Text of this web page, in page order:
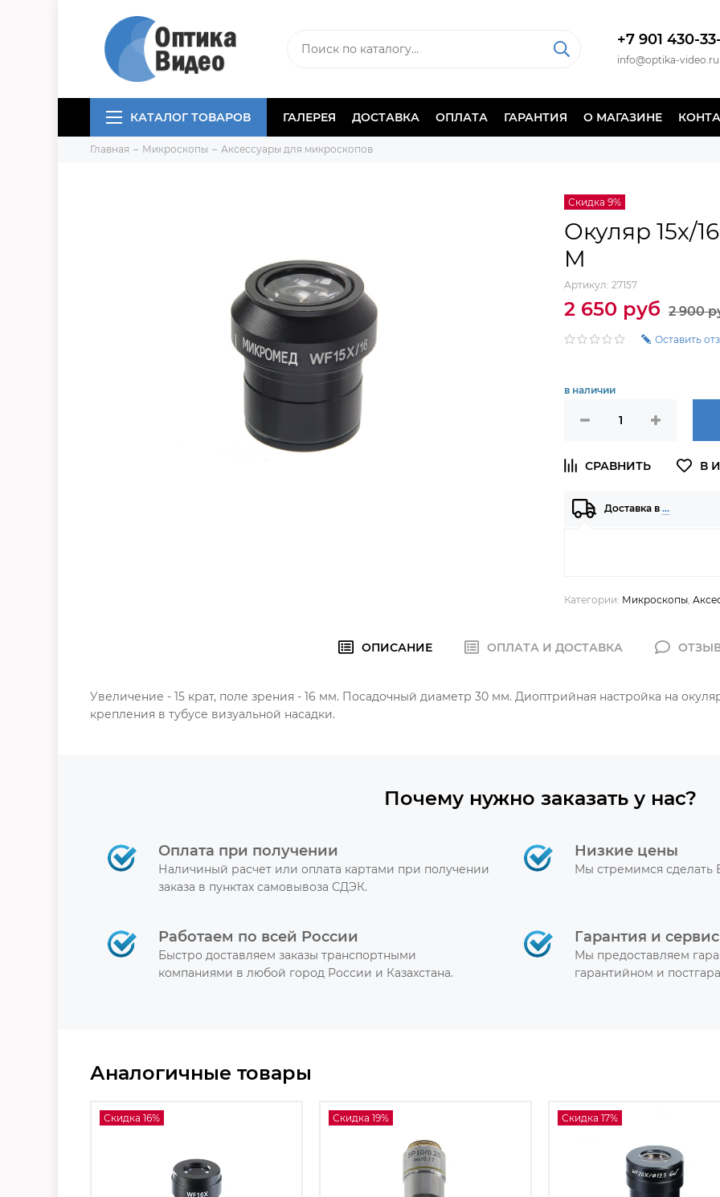
+7 901 430-
info@optika-video.ru
КАТАЛОГ ТОВАРОВ ГАЛЕРЕЯ ДОСТАВКА ОПЛАТА ГАРАНТИЯ О МАГАЗИНЕ
Главная Микроскопы Аксессуары для микроскопов
Скидка 9%
Окуляр 15х/
M
Артикул: 27157
2 650 руб 2 900
Оставить
в наличии
Доставка в …
Категории: Микроскопы
ОПИСАНИЕ ОПЛАТА И ДОСТАВКА
Увеличение - 15 крат, поле зрения - 16 мм. Посадочный диаметр 30 мм. Диоптрийная настройка на
крепления в тубусе визуальной насадки.
Почему нужно заказать у нас?
Оплата при получении
Наличиный расчет или оплата картами при получении
заказа в пунктах самовывоза СДЭК.
Низкие цены
Мы стремимся
Работаем по всей России
Быстро доставляем заказы транспортными
компаниями в любой город России и Казахстана.
Гарантия и сервис
Мы предоставляем
гарантийном и
Аналогичные товары
Скидка 16% Скидка 19% Скидка 17%